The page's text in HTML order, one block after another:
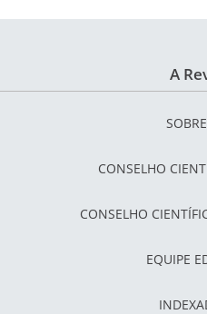
A
CONSELHO
CONSELHO
EQUIPE